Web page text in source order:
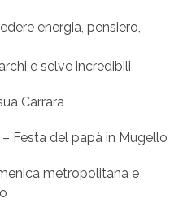
energia, pensiero,
e selve incredibili
Carrara
Festa del papà in Mugello
metropolitana e